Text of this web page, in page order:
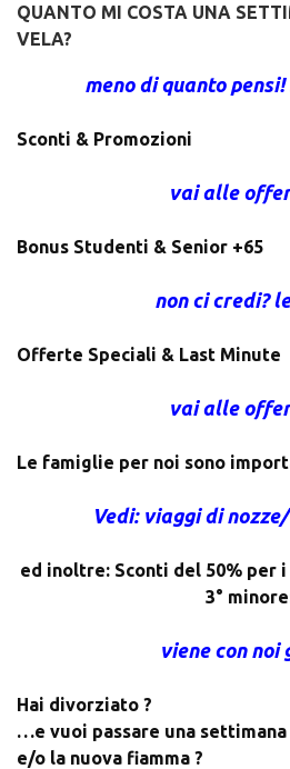
QUANTO MI COSTA UNA
VELA?
meno di quanto
Sconti & Promozioni
vai alle
Bonus Studenti & Senior +65
non ci credi?
Offerte Speciali & Last Minute
vai alle
Le famiglie per noi sono
Vedi: viaggi di
ed inoltre: Sconti del 50% per
3°
viene con noi
Hai divorziato ?
…e vuoi passare una
e/o la nuova fiamma ?